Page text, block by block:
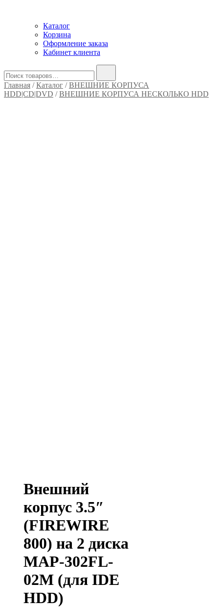
Каталог
Корзина
Оформление заказа
Кабинет клиента
Главная /Каталог /ВНЕШНИЕ КОРПУСА
HDD|CD|DVD /ВНЕШНИЕ КОРПУСА НЕСКОЛЬКО HDD
Внешний
корпус 3.5″
(FIREWIRE
800) на 2 диска
MAP-302FL-
02M (для IDE
HDD)